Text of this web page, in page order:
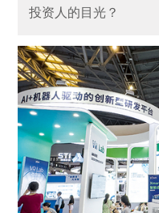
投资人的目光？